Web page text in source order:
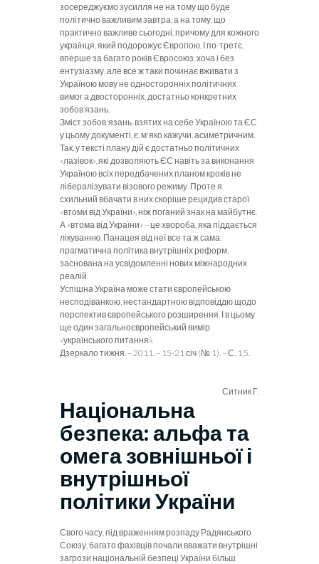
зосереджуємо зусилля не на тому що буде
політично важливим завтра, а на тому, що
практично важливе сьогодні, причому для кожного
українця, який подорожує Європою. І по-третє,
вперше за багато років Євросоюз, хоча і без
ентузіазму, але все ж таки починає вживати з
Україною мову не односторонніх політичних
вимог а двосторонніх, достатньо конкретних
зобов’язань.
Зміст зобо­в'язань, взятих на себе Україною та ЄС
у цьому документі, є, м'яко кажучи, асиметричним.
Так, у тексті плану дій є достатньо політичних
«лазівок», які дозволяють ЄС навіть за виконання
Ук­раїною всіх передбачених планом кро­ків не
лібералізувати візового режиму. Проте я
схильний вбачати в них скорі­ше рецидив старої
«втоми від України», ніж поганий знак на майбутнє.
А «втома від України» – це хвороба, яка під­дається
лікуванню. Панацея від неї все та ж сама:
прагматична політика внут­рішніх реформ,
заснована на усвідом­ленні нових міжнародних
реалій.
Успішна Україна може стати євро­пейською
несподіванкою, нестандартною відповіддю щодо
перспектив єв­ропейського розширення. І в цьому
ще один загальноєвропейський вимір
«українського питання».
Дзеркало тижня. – 2011. – 15-21 січ (№ 1). – С. 1,5.
Ситник Г.
Національна
безпека: альфа та
омега зовнішньої і
внутрішньої
політики України
Свого часу, під враженням розпаду Радянського
Союзу, багато фахів­ців почали вважати внутрішні
заг­рози національній безпеці Украї­ни більш